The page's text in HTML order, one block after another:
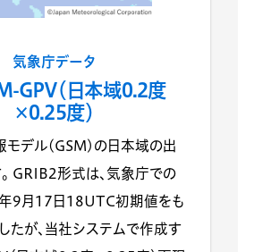
気象庁データ
GPV（日本域0.2度
×0.25度）
モデル(GSM)の日本域の出
GRIB2形式は、気象庁での
9月17日18UTC初期値をも
たが、当社システムで作成す